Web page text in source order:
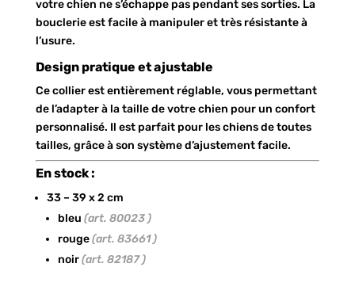
votre chien ne s’échappe pas pendant ses sorties. La
bouclerie est facile à manipuler et très résistante à
l’usure.
Design pratique et ajustable
Ce collier est entièrement réglable, vous permettant
de l’adapter à la taille de votre chien pour un confort
personnalisé. Il est parfait pour les chiens de toutes
tailles, grâce à son système d’ajustement facile.
En stock :
33 – 39 x 2 cm
bleu (art. 80023 )
rouge(art. 83661 )
noir(art. 82187 )